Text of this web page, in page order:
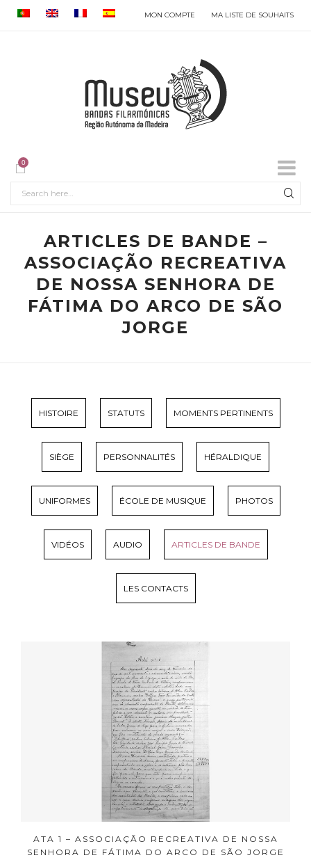
MON COMPTE MA LISTE DE SOUHAITS
0
ARTICLES DE BANDE –
ASSOCIAÇÃO RECREATIVA
DE NOSSA SENHORA DE
FÁTIMA DO ARCO DE SÃO
JORGE
HISTOIRE STATUTS MOMENTS PERTINENTS
SIÈGE PERSONNALITÉS HÉRALDIQUE
UNIFORMES ÉCOLE DE MUSIQUE PHOTOS
VIDÉOS AUDIO ARTICLES DE BANDE
LES CONTACTS
ATA 1 – ASSOCIAÇÃO RECREATIVA DE NOSSA
SENHORA DE FÁTIMA DO ARCO DE SÃO JORGE